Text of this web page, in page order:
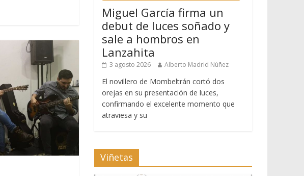
Miguel García firma un
debut de luces soñado y
sale a hombros en
Lanzahita
3 agosto 2026 Alberto Madrid Núñez
El novillero de Mombeltrán cortó dos
orejas en su presentación de luces,
confirmando el excelente momento que
atraviesa y su
Viñetas